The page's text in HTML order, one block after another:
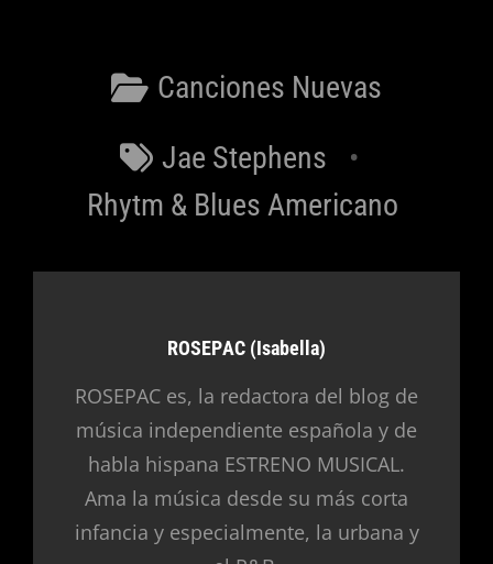
Categorías
Canciones Nuevas
Etiquetas
Jae Stephens
Rhytm & Blues Americano
Autor:
ROSEPAC (Isabella)
ROSEPAC es, la redactora del blog de
música independiente española y de
habla hispana ESTRENO MUSICAL.
Ama la música desde su más corta
infancia y especialmente, la urbana y